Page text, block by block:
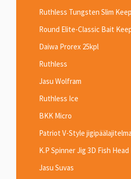
Ruthless Tungsten Slim
Round Elite-Classic Bait
Daiwa Prorex 25kpl
Ruthless
Jasu Wolfram
Ruthless Ice
BKK Micro
Patriot V-Style jigipäälajitelma
K.P Spinner Jig 3D Fish Head
Jasu Suvas